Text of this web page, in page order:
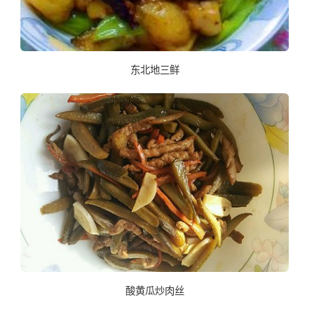
东北地三鲜
酸黄瓜炒肉丝